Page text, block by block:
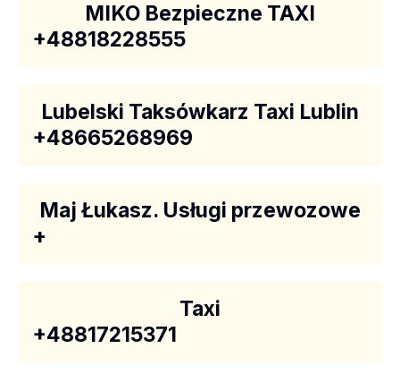
MIKO Bezpieczne TAXI
+48818228555
Lubelski Taksówkarz Taxi Lublin
+48665268969
Maj Łukasz. Usługi przewozowe
+
Taxi
+48817215371